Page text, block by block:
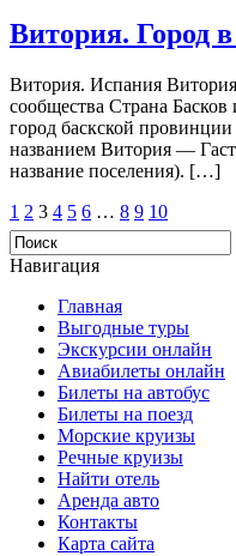
Витория. Город
Витория. Испания
сообщества Страна Басков
город баскской
названием Витория —
название поселения). […]
1 2 3 4 5 6 … 8 9 10
Навигация
Главная
Выгодные туры
Экскурсии онлайн
Авиабилеты онлайн
Билеты на автобус
Билеты на поезд
Морские круизы
Речные круизы
Найти отель
Аренда авто
Контакты
Карта сайта